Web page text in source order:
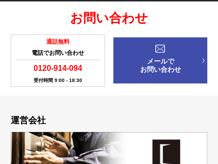
お問い合わせ
通話無料
電話でお問い合わせ
0120-914-094
受付時間 9:00 - 18:30
メールで
お問い合わせ
運営会社